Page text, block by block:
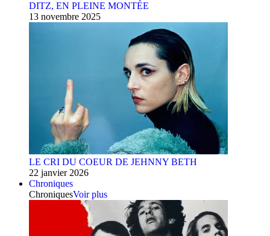
DITZ, EN PLEINE MONTÉE
13 novembre 2025
LE CRI DU COEUR DE JEHNNY BETH
22 janvier 2026
Chroniques
ChroniquesVoir plus